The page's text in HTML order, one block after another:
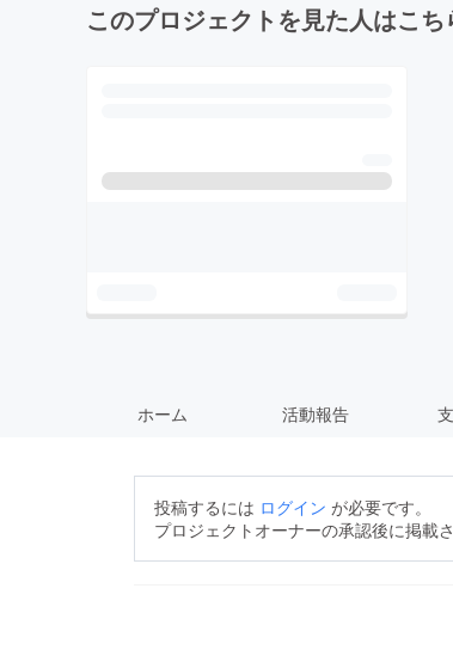
このプロジェクトを見た人はこ
ホーム 活動報告
投稿するには ログイン が必要です。
プロジェクトオーナーの承認後に掲載